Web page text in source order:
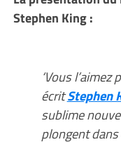
Stephen King :
‘Vous
écritStephen
sublime
plongent dans